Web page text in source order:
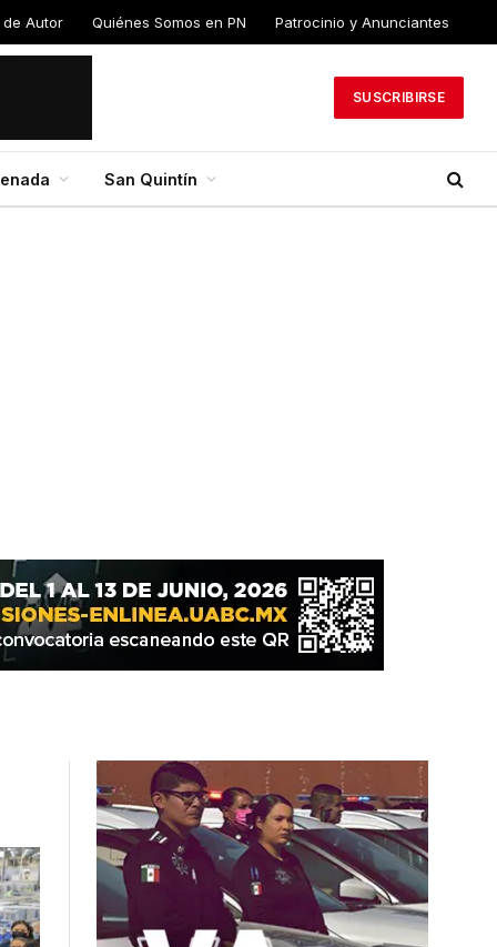
Autor Quiénes Somos en PN Patrocinio y Anunciantes
SUSCRIBIRSE
San Quintín